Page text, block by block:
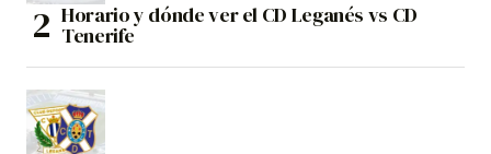
Horario y dónde ver el CD Leganés vs CD
Tenerife